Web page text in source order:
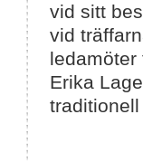
vid sitt
vid
Erika